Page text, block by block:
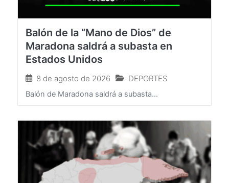
Balón de la “Mano de Dios” de
Maradona saldrá a subasta en
Estados Unidos
8 de agosto de 2026 DEPORTES
Balón de Maradona saldrá a subasta...